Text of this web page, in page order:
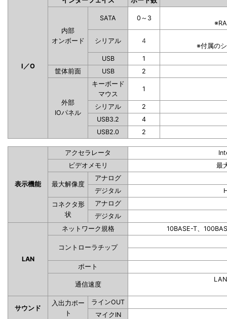
I／O
内部
オンボード
SATA 0～3
シリアル 4
※付属の
USB
1
筐体前面
USB 2
外部
IOパネル
キーボード
マウス
1
シリアル
2
USB3.2
4
USB2.0
2
表示機能
アクセラレータ
ビデオメモリ
最
最大解像度
アナログ
デジタル
コネクタ形
状
アナログ
デジタル
LAN
ネットワーク規格 10BASE-T、
コントローラチップ
ポート
通信速度
サウンド
入出力ポー
ト
ラインOUT
マイクIN